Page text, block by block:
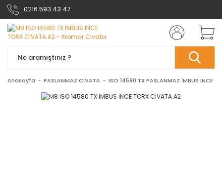
0216 593 43 47
Anasayfa PASLANMAZ CİVATA ISO 14580 TX PASLANMAZ İMBUS İNCE